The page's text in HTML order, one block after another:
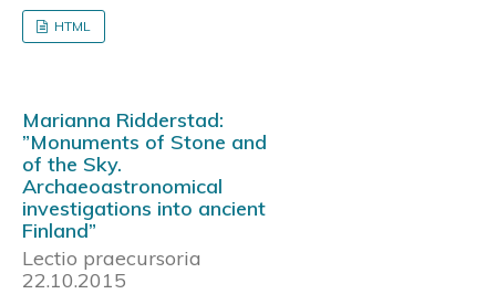
HTML
Marianna Ridderstad:
”Monuments of Stone and
of the Sky.
Archaeoastronomical
investigations into ancient
Finland”
Lectio praecursoria
22.10.2015